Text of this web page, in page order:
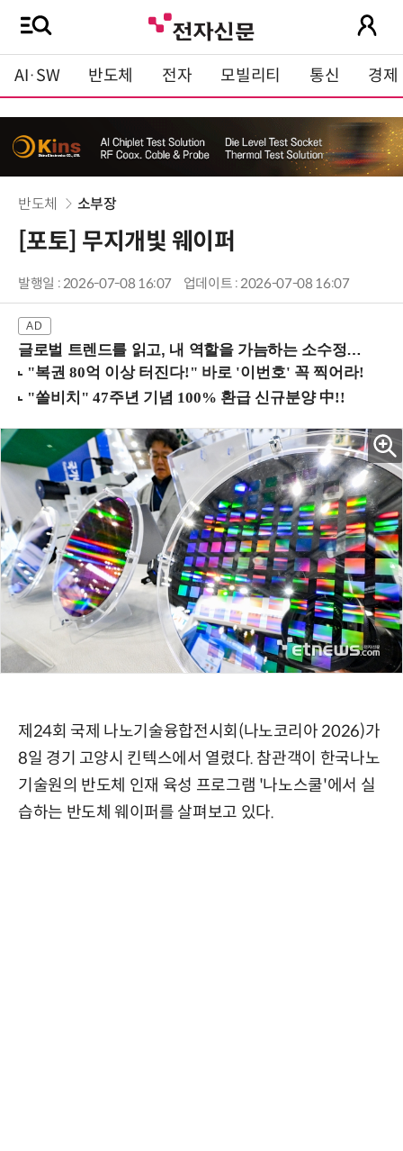
AI·SW 반도체 전자 모빌리티 통신 경제
반도체 소부장
[포토] 무지개빛 웨이퍼
발행일 : 2026-07-08 16:07 업데이트 : 2026-07-08 16:07
글로벌 트렌드를 읽고, 내 역할을 가늠하는 소수정예 실습 워크숍 (8/28 신논현역)
제24회 국제 나노기술융합전시회(나노코리아 2026)가
8일 경기 고양시 킨텍스에서 열렸다. 참관객이 한국나노
기술원의 반도체 인재 육성 프로그램 '나노스쿨'에서 실
습하는 반도체 웨이퍼를 살펴보고 있다.